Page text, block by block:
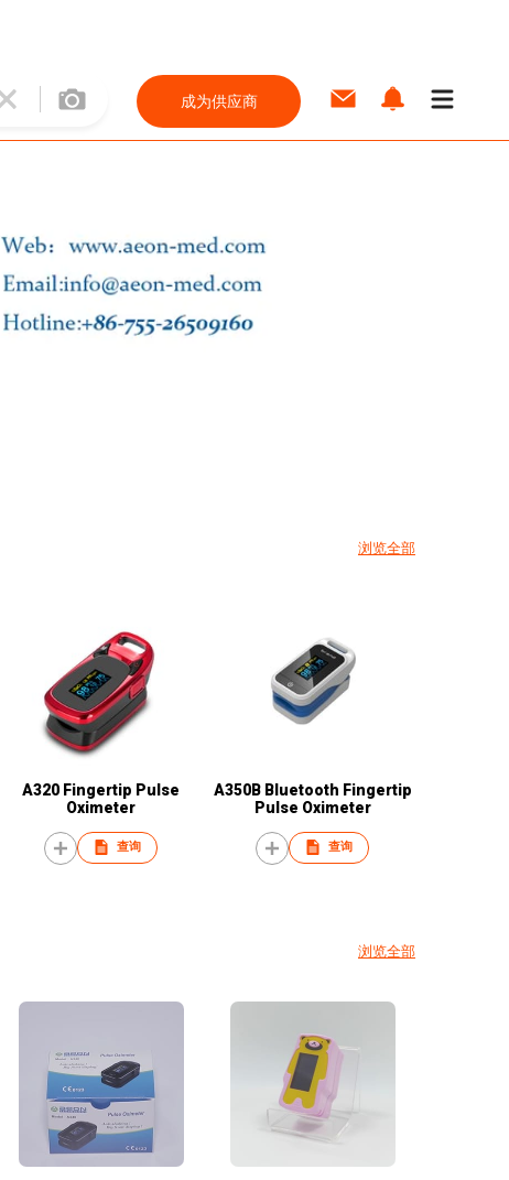
成为供应商
浏览全部
A320 Fingertip Pulse
Oximeter
查询
A350B Bluetooth Fingertip
Pulse Oximeter
查询
浏览全部